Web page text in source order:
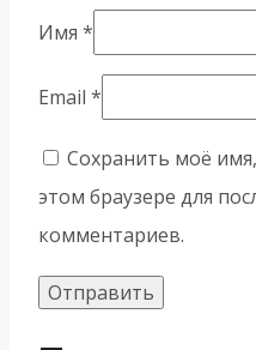
Имя *
Email *
Сохранить моё
этом браузере для
комментариев.